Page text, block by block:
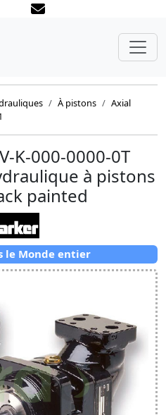
À pistons
Axial
K-000-0000-0T
à pistons
painted
le Monde entier